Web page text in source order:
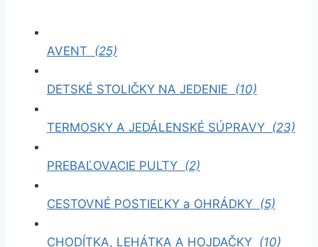
AVENT (25)
DETSKÉ STOLIČKY NA JEDENIE (10)
TERMOSKY A JEDÁLENSKÉ SÚPRAVY (23)
PREBAĽOVACIE PULTY (2)
CESTOVNÉ POSTIEĽKY a OHRÁDKY (5)
CHODÍTKA, LEHÁTKA A HOJDAČKY (10)